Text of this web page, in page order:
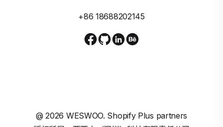
+86 18688202145
@2026 WESWOO. Shopify Plus partners